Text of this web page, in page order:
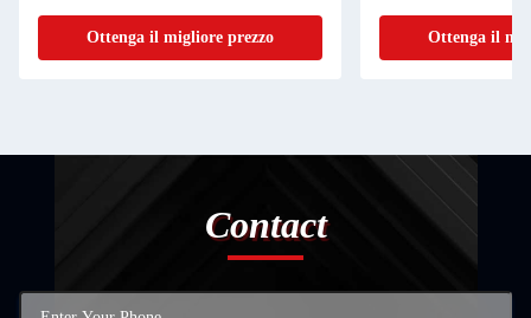
Ottenga il migliore prezzo Ottenga il
Contact